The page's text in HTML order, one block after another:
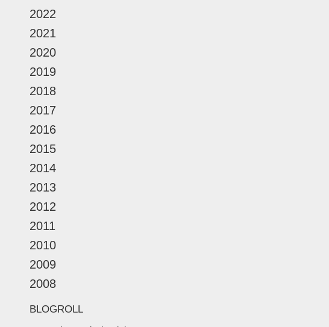
2022
2021
2020
2019
2018
2017
2016
2015
2014
2013
2012
2011
2010
2009
2008
BLOGROLL